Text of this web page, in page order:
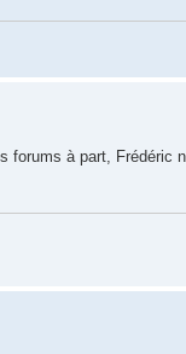
forums à part, Frédéric